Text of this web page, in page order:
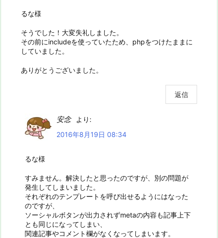
るな様
そうでした！大変失礼しました。
その前にincludeを使っていたため、phpをつけたままに
していました。
ありがとうございました。
返信
安念
より:
2016年8月19日 08:34
るな様
すみません。解決したと思ったのですが、別の問題が
発生してしまいました。
それぞれのテンプレートを呼び出せるようにはなった
のですが、
ソーシャルボタンが出力されずmetaの内容も記事上下
とも同じになってしまい、
関連記事やコメント欄がなくなってしまいます。